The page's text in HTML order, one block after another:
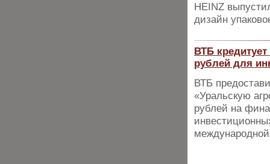
HEINZ
дизайн
ВТБ
рублей для
ВТБ
«Уральскую
рублей на